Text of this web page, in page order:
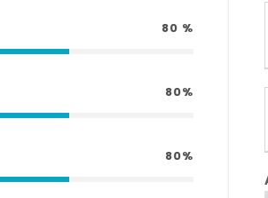
80 %
80%
80%